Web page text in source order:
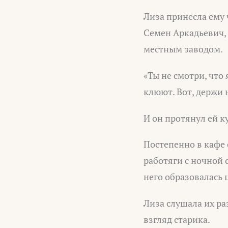
Лиза принесла ему
Семен
местным заводом.
«Ты не смотри,
клюют. Вот, держи
И он протянул ей
Постепенно в кафе
работяги с ночной
него
Лиза слушала их
взгляд старика.